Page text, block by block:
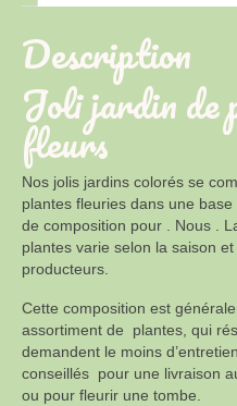
Description
Joli jardin de
fleurs
Nos jolis jardins colorés se
plantes fleuries dans une
de composition pour . Nous .
plantes varie selon la saison
producteurs.
Cette composition est
assortiment de plantes, qui
demandent le moins
conseillés pour une livraison
ou pour fleurir une tombe.